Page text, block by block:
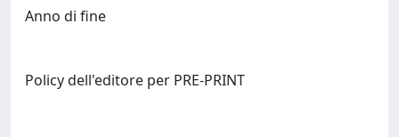
Anno di fine
Policy dell'editore per PRE-PRINT